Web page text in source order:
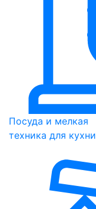
Посуда и мелкая
техника для кухни